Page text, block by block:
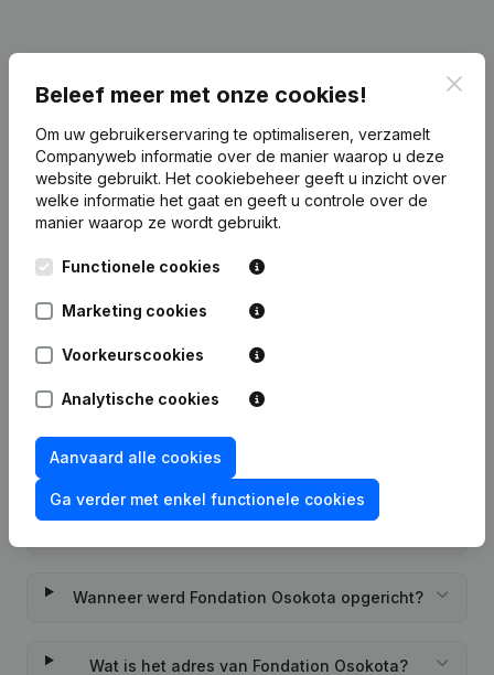
Publicatiesvan FONDATION OSOKOTA
Datum Publicatie
02-06-2026
Rubriek Oprichting (Nieuwe
Rechtspersoon, Opening Bijkantoor,
Wat is het ondernemingsnummer van Fondation
Osokota
Wanneer werd Fondation Osokota opgericht?
Wat is het adres van Fondation Osokota?
Beleef meer met onze cookies!
Om uw gebruikerservaring te optimaliseren, verzamelt
Companyweb informatie over de manier waarop u deze
website gebruikt. Het cookiebeheer geeft u inzicht over
welke informatie het gaat en geeft u controle over de
manier waarop ze wordt gebruikt.
Functionele cookies
Marketing cookies
Voorkeurscookies
Analytische cookies
Aanvaard alle cookies
Ga verder met enkel functionele cookies